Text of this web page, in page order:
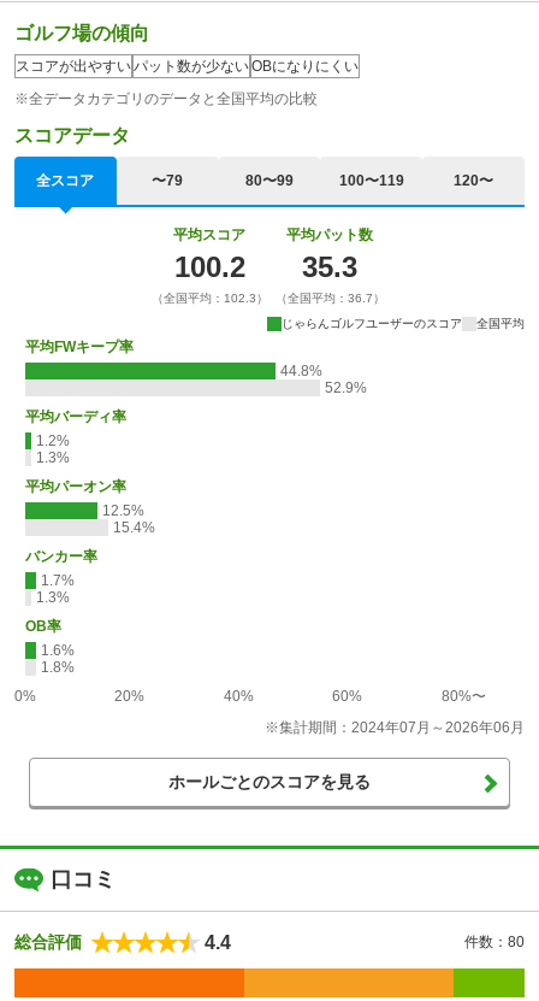
ゴルフ場の傾向
スコアが出やすいパット数が少ないOBになりにくい
※全データカテゴリのデータと全国平均の比較
スコアデータ
全スコア 〜79 80〜99 100〜119 120〜
平均スコア
100.2
（全国平均：102.3）
平均パット数
35.3
（全国平均：36.7）
じゃらんゴルフユーザーのスコア
全国平均
平均FWキープ率
44.8%
52.9%
平均バーディ率
1.2%
1.3%
平均パーオン率
12.5%
15.4%
バンカー率
1.7%
1.3%
OB率
1.6%
1.8%
0%
20% 40% 60%
80%〜
※集計期間：2024年07月～2026年06月
ホールごとのスコアを見る
口コミ
総合評価 4.4 件数：80